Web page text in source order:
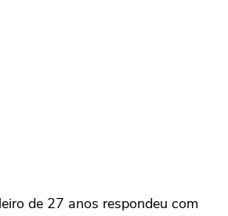
de 27 anos respondeu com